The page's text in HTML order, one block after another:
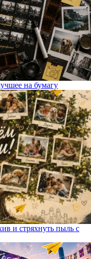
на бумагу
и стряхнуть пыль с